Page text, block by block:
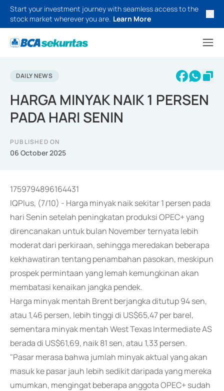
Start your investment journey with seamless access to the
stock market wherever you are. Learn More
DAILY NEWS
HARGA MINYAK NAIK 1 PERSEN
PADA HARI SENIN
PUBLISHED ON
06 October 2025
1759794896164431
IQPlus, (7/10) - Harga minyak naik sekitar 1 persen pada
hari Senin setelah peningkatan produksi OPEC+ yang
direncanakan untuk bulan November ternyata lebih
moderat dari perkiraan, sehingga meredakan beberapa
kekhawatiran tentang penambahan pasokan, meskipun
prospek permintaan yang lemah kemungkinan akan
membatasi kenaikan jangka pendek.
Harga minyak mentah Brent berjangka ditutup 94 sen,
atau 1,46 persen, lebih tinggi di US$65,47 per barel,
sementara minyak mentah West Texas Intermediate AS
berada di US$61,69, naik 81 sen, atau 1,33 persen.
"Pasar merasa bahwa jumlah minyak aktual yang akan
masuk ke pasar jauh lebih sedikit daripada yang mereka
umumkan, mengingat beberapa anggota OPEC+ sudah